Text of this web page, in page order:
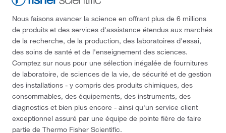
Nous faisons avancer la science en offrant plus de 6 millions
de produits et des services d'assistance étendus aux marchés
de la recherche, de la production, des laboratoires d'essai,
des soins de santé et de l'enseignement des sciences.
Comptez sur nous pour une sélection inégalée de fournitures
de laboratoire, de sciences de la vie, de sécurité et de gestion
des installations - y compris des produits chimiques, des
consommables, des équipements, des instruments, des
diagnostics et bien plus encore - ainsi qu'un service client
exceptionnel assuré par une équipe de pointe fière de faire
partie de Thermo Fisher Scientific.